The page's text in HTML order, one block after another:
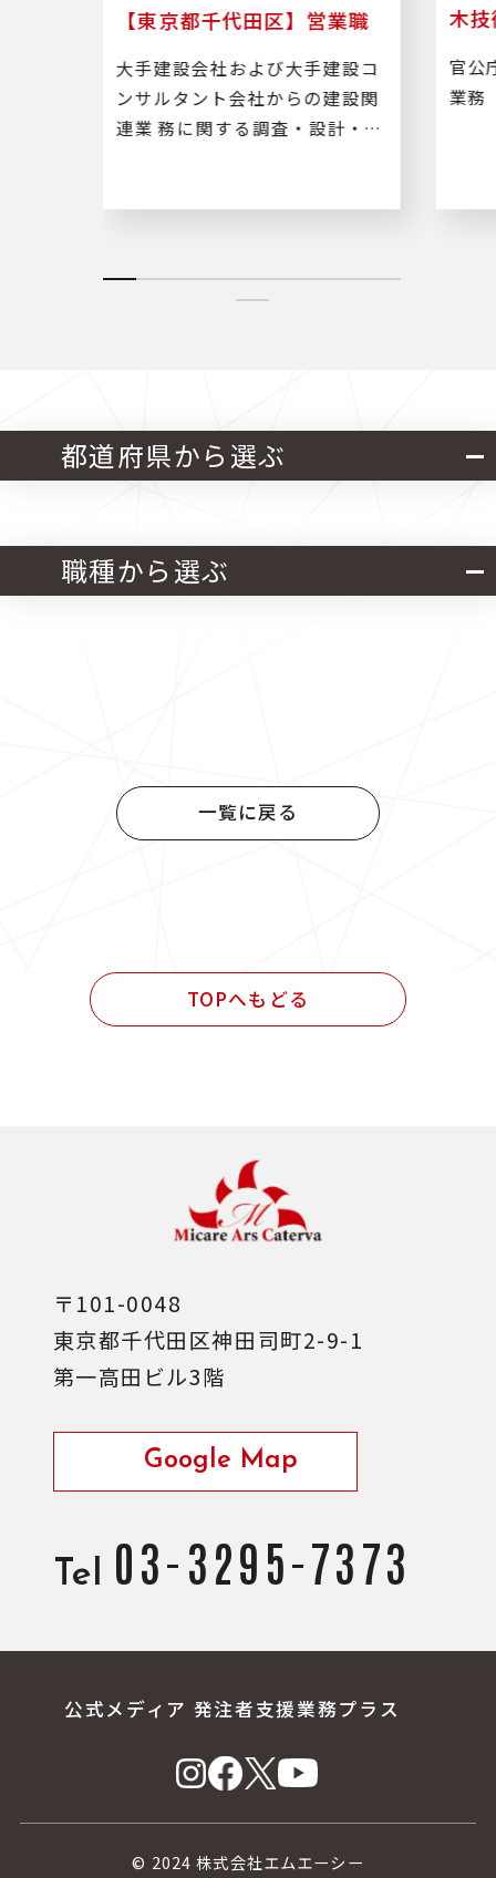
【東京都千代田区】営業職
大手建設会社および大手建設コ
ンサルタント会社からの建設関
連業 務に関する調査・設計・積
木
官公
業務
都道府県から選ぶ
北海道・東北 関東
職種から選ぶ
官公庁発注 設計・施工管理業務
民間発注 設計・施工管理業務
一覧に戻る
TOPへもどる
〒101-0048
東京都千代田区神田司町2-9-1
第一高田ビル3階
Google Map
Tel 03-3295-7373
公式メディア 発注者支援業務プラス
© 2024 株式会社エムエーシー